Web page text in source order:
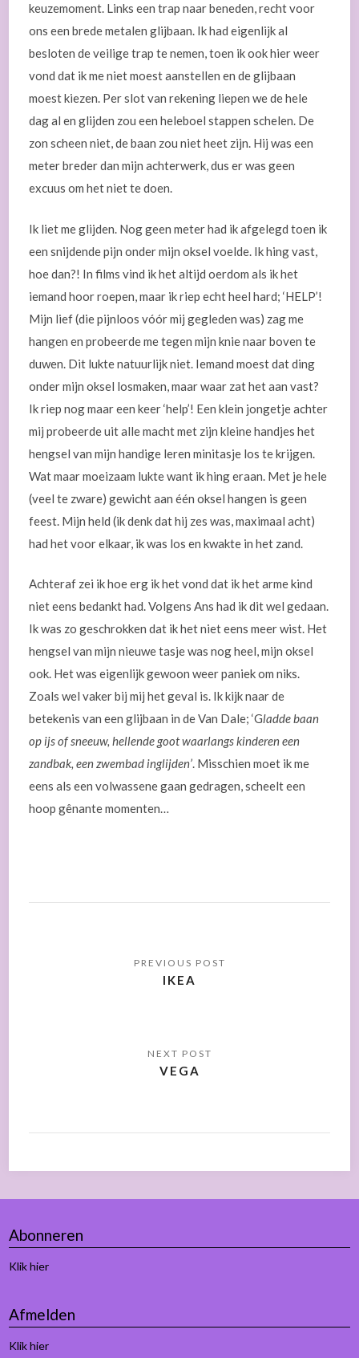
keuzemoment. Links een trap naar beneden, recht voor
ons een brede metalen glijbaan. Ik had eigenlijk al
besloten de veilige trap te nemen, toen ik ook hier weer
vond dat ik me niet moest aanstellen en de glijbaan
moest kiezen. Per slot van rekening liepen we de hele
dag al en glijden zou een heleboel stappen schelen. De
zon scheen niet, de baan zou niet heet zijn. Hij was een
meter breder dan mijn achterwerk, dus er was geen
excuus om het niet te doen.
Ik liet me glijden. Nog geen meter had ik afgelegd toen ik
een snijdende pijn onder mijn oksel voelde. Ik hing vast,
hoe dan?! In films vind ik het altijd oerdom als ik het
iemand hoor roepen, maar ik riep echt heel hard; ‘HELP’!
Mijn lief (die pijnloos vóór mij gegleden was) zag me
hangen en probeerde me tegen mijn knie naar boven te
duwen. Dit lukte natuurlijk niet. Iemand moest dat ding
onder mijn oksel losmaken, maar waar zat het aan vast?
Ik riep nog maar een keer ‘help’! Een klein jongetje achter
mij probeerde uit alle macht met zijn kleine handjes het
hengsel van mijn handige leren minitasje los te krijgen.
Wat maar moeizaam lukte want ik hing eraan. Met je hele
(veel te zware) gewicht aan één oksel hangen is geen
feest. Mijn held (ik denk dat hij zes was, maximaal acht)
had het voor elkaar, ik was los en kwakte in het zand.
Achteraf zei ik hoe erg ik het vond dat ik het arme kind
niet eens bedankt had. Volgens Ans had ik dit wel gedaan.
Ik was zo geschrokken dat ik het niet eens meer wist. Het
hengsel van mijn nieuwe tasje was nog heel, mijn oksel
ook. Het was eigenlijk gewoon weer paniek om niks.
Zoals wel vaker bij mij het geval is. Ik kijk naar de
betekenis van een glijbaan in de Van Dale; ‘Gladde baan
op ijs of sneeuw, hellende goot waarlangs kinderen een
zandbak, een zwembad inglijden’. Misschien moet ik me
eens als een volwassene gaan gedragen, scheelt een
hoop gênante momenten…
IKEA
VEGA
Abonneren
Klik hier
Afmelden
Klik hier